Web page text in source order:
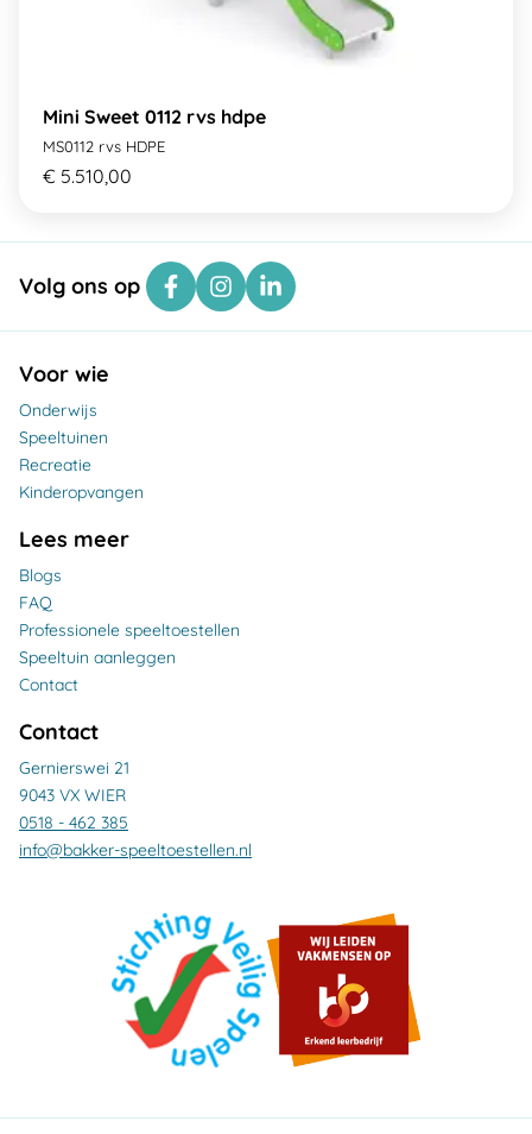
Mini Sweet 0112 rvs hdpe
MS0112 rvs HDPE
€ 5.510,00
Volg ons op
Voor wie
Onderwijs
Speeltuinen
Recreatie
Kinderopvangen
Lees meer
Blogs
FAQ
Professionele speeltoestellen
Speeltuin aanleggen
Contact
Contact
Gernierswei 21
9043 VX WIER
0518 - 462 385
info@bakker-speeltoestellen.nl